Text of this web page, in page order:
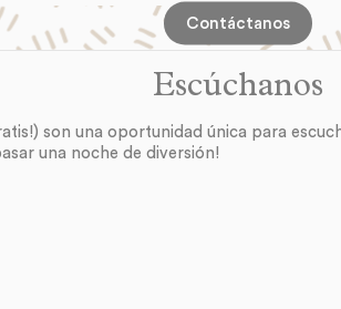
Contáctanos
Escúchanos
son una oportunidad única para
una noche de diversión!